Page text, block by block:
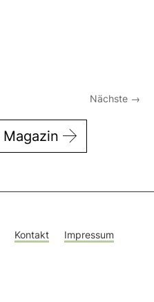
Nächste →
Kontakt Impressum